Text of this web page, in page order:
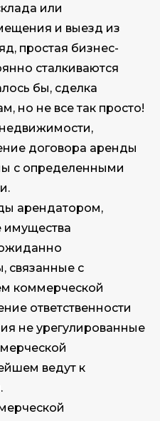
или
и выезд из
простая бизнес-
сталкиваются
бы, сделка
но не все так просто!
договора аренды
с определенными
арендатором,
имущества
связанные с
коммерческой
ответственности
не урегулированные
ведут к